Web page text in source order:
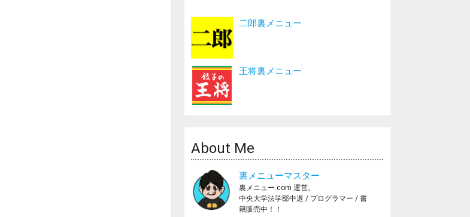
二郎裏メニュー
王将裏メニュー
About Me
裏メニューマスター
裏メニュー.com 運営。
中央大学法学部中退 / プログラマー / 書
籍販売中！！